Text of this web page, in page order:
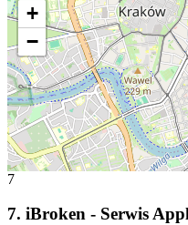
+
−
7
7. iBroken - Serwis